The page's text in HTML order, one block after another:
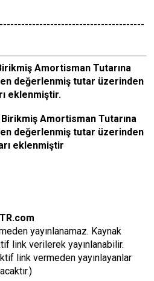
Amortisman Tutarına
değerlenmiş tutar üzerinden
eklenmiştir.
Birikmiş Amortisman Tutarına
değerlenmiş tutar üzerinden
eklenmiştir
yayınlanamaz. Kaynak
link verilerek yayınlanabilir.
link vermeden yayınlayanlar